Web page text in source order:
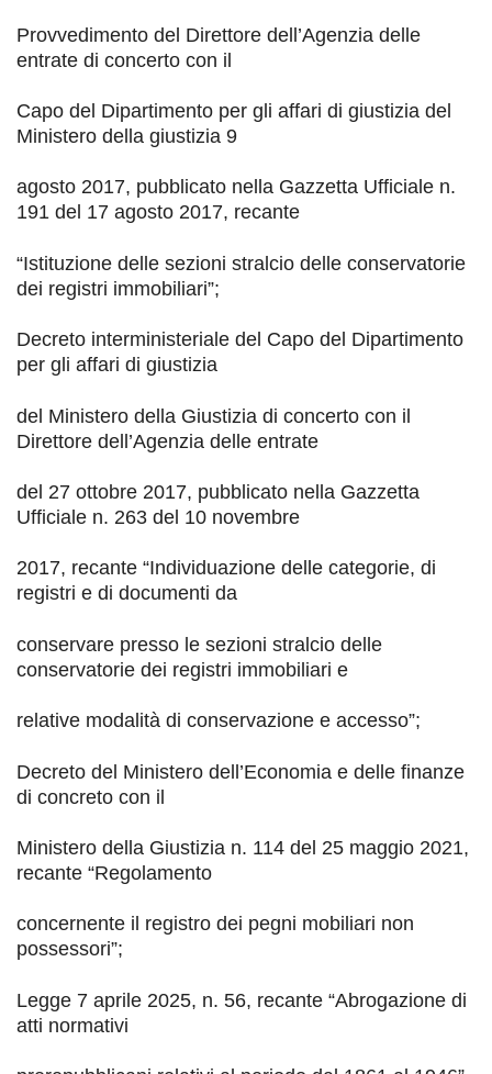
Provvedimento del Direttore dell’Agenzia delle
entrate di concerto con il
Capo del Dipartimento per gli affari di giustizia del
Ministero della giustizia 9
agosto 2017, pubblicato nella Gazzetta Ufficiale n.
191 del 17 agosto 2017, recante
“Istituzione delle sezioni stralcio delle conservatorie
dei registri immobiliari”;
Decreto interministeriale del Capo del Dipartimento
per gli affari di giustizia
del Ministero della Giustizia di concerto con il
Direttore dell’Agenzia delle entrate
del 27 ottobre 2017, pubblicato nella Gazzetta
Ufficiale n. 263 del 10 novembre
2017, recante “Individuazione delle categorie, di
registri e di documenti da
conservare presso le sezioni stralcio delle
conservatorie dei registri immobiliari e
relative modalità di conservazione e accesso”;
Decreto del Ministero dell’Economia e delle finanze
di concreto con il
Ministero della Giustizia n. 114 del 25 maggio 2021,
recante “Regolamento
concernente il registro dei pegni mobiliari non
possessori”;
Legge 7 aprile 2025, n. 56, recante “Abrogazione di
atti normativi